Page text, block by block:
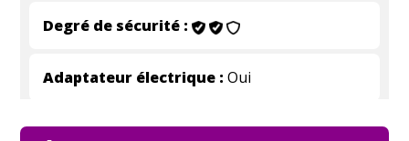
Degré de sécurité :
Adaptateur électrique : Oui